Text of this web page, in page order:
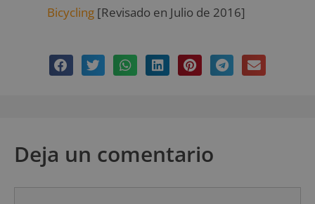
Bicycling [Revisado en Julio de 2016]
Deja un comentario